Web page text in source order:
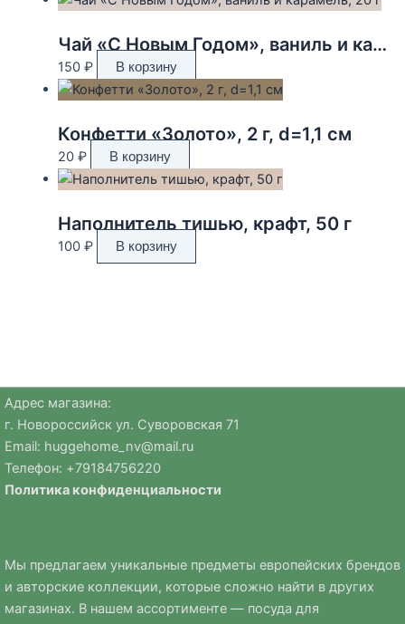
Чай «С Новым Годом», ваниль и карамель, 20 г
150 ₽ В корзину
Конфетти «Золото», 2 г, d=1,1 см
20 ₽ В корзину
Наполнитель тишью, крафт, 50 г
100 ₽ В корзину
Адрес магазина:
г. Новороссийск ул. Суворовская 71
Email: huggehome_nv@mail.ru
Телефон: +79184756220
Политика конфиденциальности
Мы предлагаем уникальные предметы европейских брендов
и авторские коллекции, которые сложно найти в других
магазинах. В нашем ассортименте — посуда для